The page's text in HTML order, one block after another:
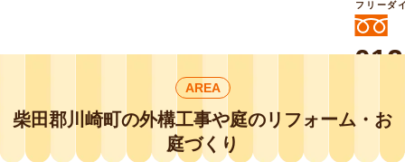
外構工事や庭リフォームは庭づくり業界
No.1チェーン店の
smileガーデンプチ庭づくり事業部にお
任せください！
フリーダ
AREA
柴田郡川崎町の外構工事や庭のリフォーム・お
庭づくり